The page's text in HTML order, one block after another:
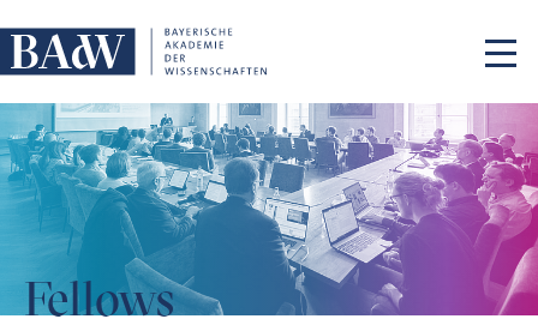
Fellows